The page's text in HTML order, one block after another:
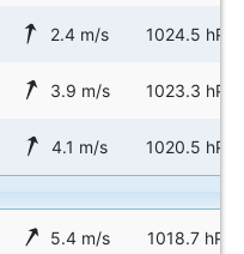
2.4 m/s 1024.5 hPa
3.9 m/s 1023.3 hPa
4.1 m/s 1020.5 hPa
5.4 m/s 1018.7 hPa